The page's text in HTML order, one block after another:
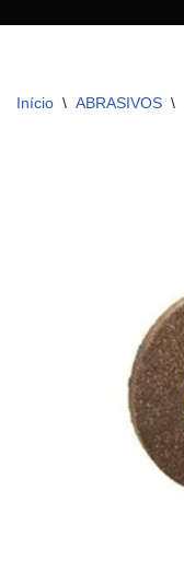
Início \ ABRASIVOS \